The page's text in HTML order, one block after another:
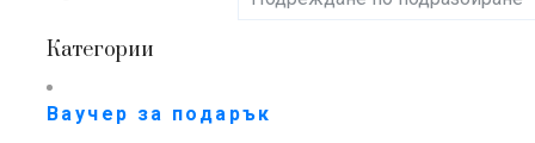
Категории
Ваучер за подарък